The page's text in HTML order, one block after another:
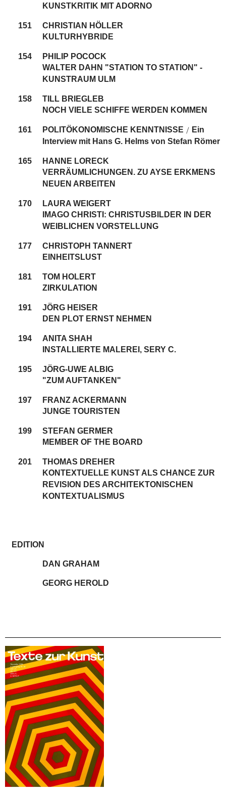
KUNSTKRITIK MIT ADORNO
151
CHRISTIAN HÖLLER
KULTURHYBRIDE
154
PHILIP POCOCK
WALTER DAHN "STATION TO STATION" -
KUNSTRAUM ULM
158
TILL BRIEGLEB
NOCH VIELE SCHIFFE WERDEN KOMMEN
161 POLITÖKONOMISCHE KENNTNISSE / Ein
Interview mit Hans G. Helms von Stefan Römer
165
HANNE LORECK
VERRÄUMLICHUNGEN. ZU AYSE ERKMENS
NEUEN ARBEITEN
170
LAURA WEIGERT
IMAGO CHRISTI: CHRISTUSBILDER IN DER
WEIBLICHEN VORSTELLUNG
177
CHRISTOPH TANNERT
EINHEITSLUST
181
TOM HOLERT
ZIRKULATION
191
JÖRG HEISER
DEN PLOT ERNST NEHMEN
194
ANITA SHAH
INSTALLIERTE MALEREI, SERY C.
195
JÖRG-UWE ALBIG
"ZUM AUFTANKEN"
197
FRANZ ACKERMANN
JUNGE TOURISTEN
199
STEFAN GERMER
MEMBER OF THE BOARD
201
THOMAS DREHER
KONTEXTUELLE KUNST ALS CHANCE ZUR
REVISION DES ARCHITEKTONISCHEN
KONTEXTUALISMUS
EDITION
DAN GRAHAM
GEORG HEROLD